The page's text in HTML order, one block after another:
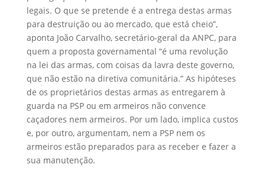
legais. O que se pretende é a entrega destas armas
para destruição ou ao mercado, que está cheio”,
aponta João Carvalho, secretário-geral da ANPC, para
quem a proposta governamental “é uma revolução
na lei das armas, com coisas da lavra deste governo,
que não estão na diretiva comunitária.” As hipóteses
de os proprietários destas armas as entregarem à
guarda na PSP ou em armeiros não convence
caçadores nem armeiros. Por um lado, implica custos
e, por outro, argumentam, nem a PSP nem os
armeiros estão preparados para as receber e fazer a
sua manutenção.